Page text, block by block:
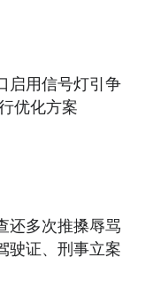
启用信号灯引争
优化方案
还多次推搡辱骂
驶证、刑事立案